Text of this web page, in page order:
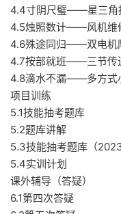
4.4寸阴尺璧——星三角
4.5烛照数计——风机维
4.6殊途同归——双电机
4.7按部就班——三节传
4.8滴水不漏——多方式
项目训练
5.1技能抽考题库
5.2题库讲解
5.3技能抽考题库（
5.4实训计划
课外辅导（答疑）
6.1第四次答疑